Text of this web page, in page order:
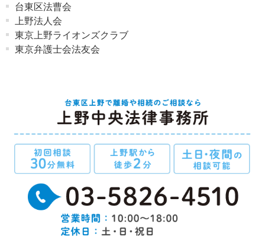
台東区法曹会
上野法人会
東京上野ライオンズクラブ
東京弁護士会法友会